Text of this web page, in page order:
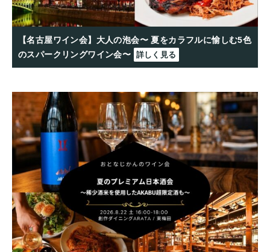
【名古屋ワイン会】大人の泡会〜 夏をカラフルに愉しむ5色
のスパークリングワイン会〜 詳しく見る